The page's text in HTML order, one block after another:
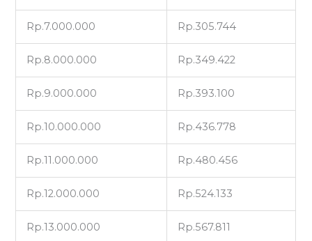
Rp.7.000.000 Rp.305.744
Rp.8.000.000 Rp.349.422
Rp.9.000.000 Rp.393.100
Rp.10.000.000 Rp.436.778
Rp.11.000.000 Rp.480.456
Rp.12.000.000 Rp.524.133
Rp.13.000.000 Rp.567.811